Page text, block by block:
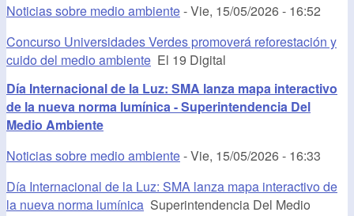
Noticias sobre medio ambiente-Vie, 15/05/2026 - 16:52
Concurso Universidades Verdes promoverá reforestación y
cuido del medio ambiente El 19 Digital
Día Internacional de la Luz: SMA lanza mapa interactivo
de la nueva norma lumínica - Superintendencia Del
Medio Ambiente
Noticias sobre medio ambiente-Vie, 15/05/2026 - 16:33
Día Internacional de la Luz: SMA lanza mapa interactivo de
la nueva norma lumínica Superintendencia Del Medio